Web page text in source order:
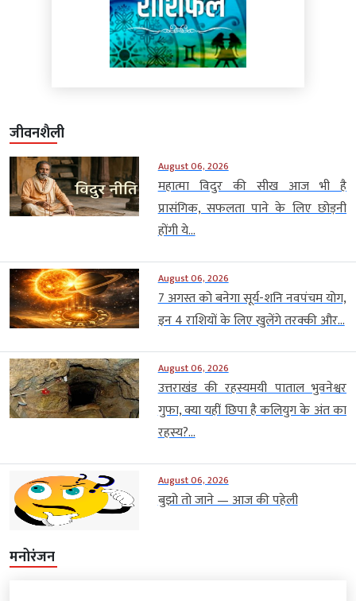
जीवनशैली
August 06, 2026
महात्मा विदुर की सीख आज भी है
प्रासंगिक, सफलता पाने के लिए छोड़नी
होंगी ये...
August 06, 2026
7 अगस्त को बनेगा सूर्य-शनि नवपंचम योग,
इन 4 राशियों के लिए खुलेंगे तरक्की और...
August 06, 2026
उत्तराखंड की रहस्यमयी पाताल भुवनेश्वर
गुफा, क्या यहीं छिपा है कलियुग के अंत का
रहस्य?...
August 06, 2026
बुझो तो जाने — आज की पहेली
मनोरंजन